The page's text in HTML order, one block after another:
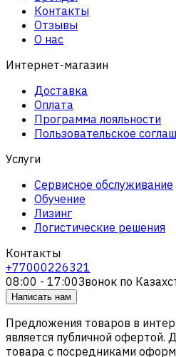
Контакты
Отзывы
О нас
Интернет-магазин
Доставка
Оплата
Программа лояльности
Пользовательское
Услуги
Сервисное обслуживание
Обучение
Лизинг
Логистические решения
Контакты
+77000226321
08:00 - 17:00Звонок по
Написать нам
Предложения товаров в
является публичной
товара с посредниками